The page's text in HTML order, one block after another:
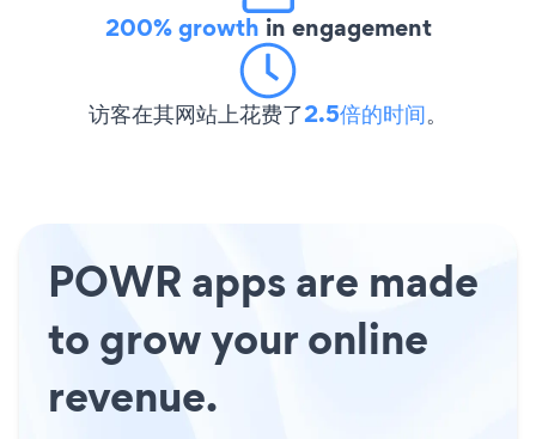
200% growth in engagement
访客在其网站上花费了2.5倍的时间。
POWR apps are made
to grow your online
revenue.